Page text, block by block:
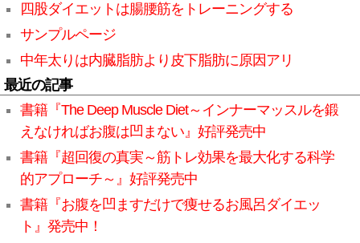
四股ダイエットは腸腰筋をトレーニングする
サンプルページ
中年太りは内臓脂肪より皮下脂肪に原因アリ
最近の記事
書籍『The Deep Muscle Diet～インナーマッスルを鍛
えなければお腹は凹まない』好評発売中
書籍『超回復の真実～筋トレ効果を最大化する科学
的アプローチ～』好評発売中
書籍『お腹を凹ますだけで痩せるお風呂ダイエッ
ト』発売中！